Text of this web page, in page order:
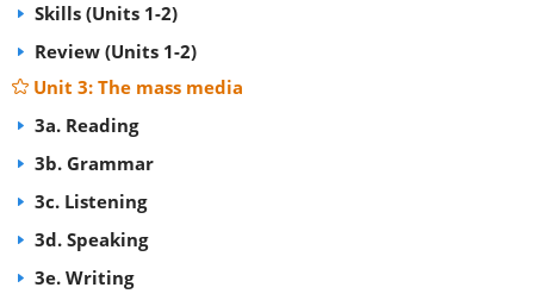
Skills (Units 1-2)
Review (Units 1-2)
Unit 3: The mass media
3a. Reading
3b. Grammar
3c. Listening
3d. Speaking
3e. Writing